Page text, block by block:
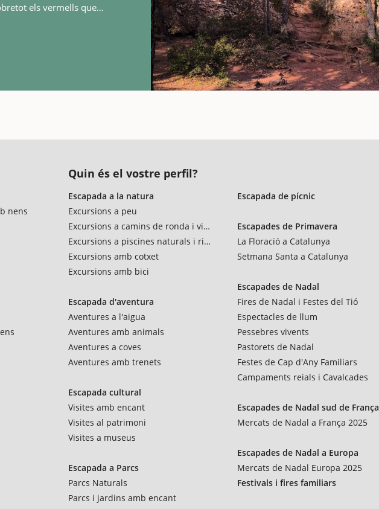
els vermells que
nens
Quin és el vostre perfil?
Escapada a la natura
Excursions a peu
Excursions a camins de ronda i vies verdes
Excursions a piscines naturals i rius
Excursions amb cotxet
Excursions amb bici
Escapada d'aventura
Aventures a l'aigua
Aventures amb animals
Aventures a coves
Aventures amb trenets
Escapada cultural
Visites amb encant
Visites al patrimoni
Visites a museus
Escapada a Parcs
Parcs Naturals
Parcs i jardins amb encant
Escapada de pícnic
Escapades de Primavera
La Floració a Catalunya
Setmana Santa a Catalunya
Escapades de Nadal
Fires de Nadal i Festes del Tió
Espectacles de llum
Pessebres vivents
Pastorets de Nadal
Festes de Cap d'Any Familiars
Campaments reials i Cavalcades
Escapades de Nadal sud de França
Mercats de Nadal a França 2025
Escapades de Nadal a Europa
Mercats de Nadal Europa 2025
Festivals i fires familiars